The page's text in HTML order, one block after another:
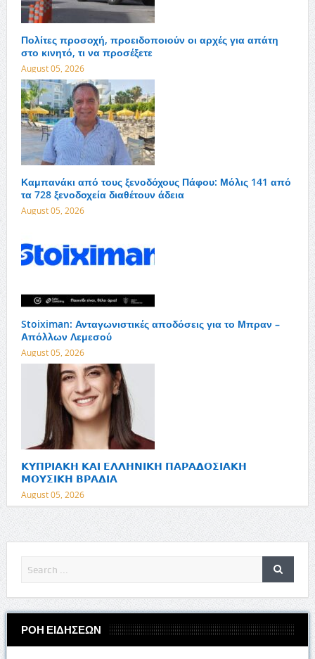
Πολίτες προσοχή, προειδοποιούν οι αρχές για απάτη
στο κινητό, τι να προσέξετε
August 05, 2026
Καμπανάκι από τους ξενοδόχους Πάφου: Μόλις 141 από
τα 728 ξενοδοχεία διαθέτουν άδεια
August 05, 2026
Stoiximan: Ανταγωνιστικές αποδόσεις για το Μπραν –
Απόλλων Λεμεσού
August 05, 2026
𝝟𝝪𝝥𝝦𝝞𝝖𝝟𝝜 𝝟𝝖𝝞 𝝚𝝠𝝠𝝜𝝢𝝞𝝟𝝜 𝝥𝝖𝝦𝝖𝝙𝝤𝝨𝝞𝝖𝝟𝝜
𝝡𝝤𝝪𝝨𝝞𝝟𝝜 𝝗𝝦𝝖𝝙𝝞𝝖
August 05, 2026
ΡΟΗ ΕΙΔΗΣΕΩΝ